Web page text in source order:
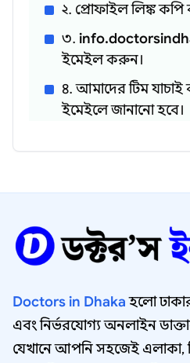
২️. প্রোফাইল লিঙ্ক
৩️.
ইমেইল করুন।
৪️. আমাদের টিম
ইমেইলে জানানো হবে।
Doctors in Dhakaহলো
এবং নির্ভরযোগ্য অনলাইন
যেখানে আপনি সহজেই এলাকা,